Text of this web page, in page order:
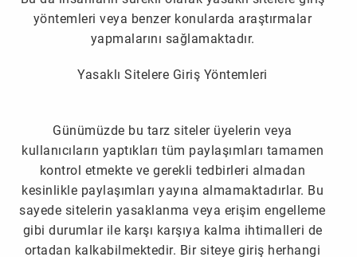
yöntemleriveya benzer konularda araştırmalar
yapmalarını sağlamaktadır.
Yasaklı Sitelere Giriş Yöntemleri
Günümüzde bu tarz siteler üyelerin veya
kullanıcıların yaptıkları tüm paylaşımları tamamen
kontrol etmekte ve gerekli tedbirleri almadan
kesinlikle paylaşımları yayına almamaktadırlar. Bu
sayede sitelerin yasaklanma veya erişim engelleme
gibi durumlar ile karşı karşıya kalma ihtimalleri de
ortadan kalkabilmektedir. Bir siteye giriş herhangi